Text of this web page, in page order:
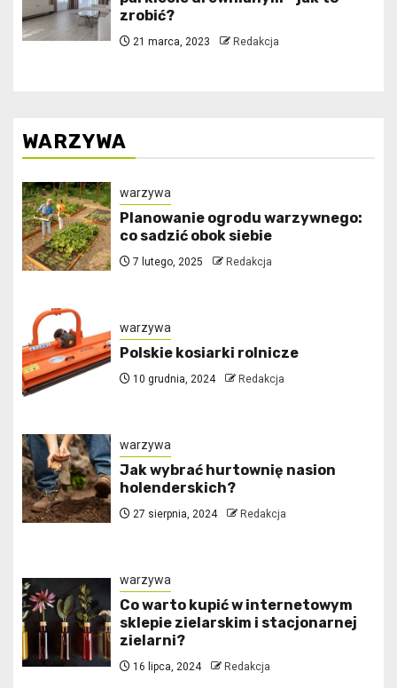
zrobić?
21 marca, 2023 Redakcja
WARZYWA
warzywa
Planowanie ogrodu warzywnego:
co sadzić obok siebie
7 lutego, 2025 Redakcja
warzywa
Polskie kosiarki rolnicze
10 grudnia, 2024 Redakcja
warzywa
Jak wybrać hurtownię nasion
holenderskich?
27 sierpnia, 2024 Redakcja
warzywa
Co warto kupić w internetowym
sklepie zielarskim i stacjonarnej
zielarni?
16 lipca, 2024 Redakcja